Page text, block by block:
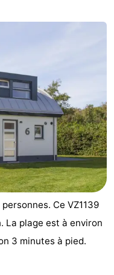
Ce VZ1139
La plage est à environ
3 minutes à pied.